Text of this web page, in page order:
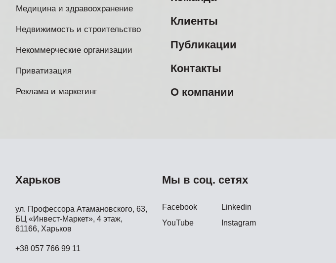
Медицина и здравоохранение
Недвижимость и строительство
Некоммерческие организации
Приватизация
Реклама и маркетинг
Клиенты
Публикации
Контакты
О компании
Харьков
ул. Профессора Атамановского, 63,
БЦ «Инвест-Маркет», 4 этаж,
61166, Харьков
+38 057 766 99 11
Мы в соц. сетях
Facebook
Linkedin
YouTube
Instagram